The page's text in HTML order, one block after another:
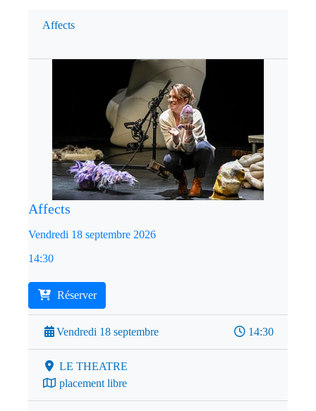
Affects
Affects
Vendredi 18 septembre 2026
14:30
Réserver
Vendredi 18 septembre 14:30
LE THEATRE
placement libre